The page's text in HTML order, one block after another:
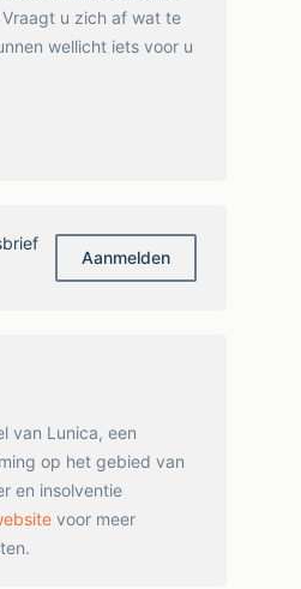
u zich af wat te
wellicht iets voor u
Aanmelden
van Lunica, een
op het gebied van
en insolventie
voor meer